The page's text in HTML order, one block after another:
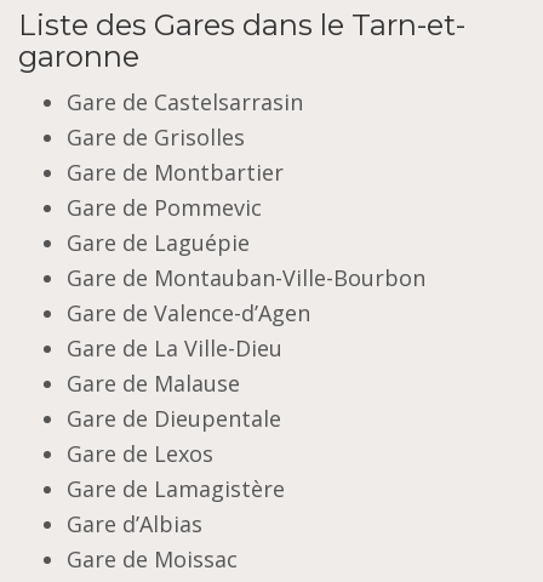
Liste des Gares dans le Tarn-et-
garonne
Gare de Castelsarrasin
Gare de Grisolles
Gare de Montbartier
Gare de Pommevic
Gare de Laguépie
Gare de Montauban-Ville-Bourbon
Gare de Valence-d’Agen
Gare de La Ville-Dieu
Gare de Malause
Gare de Dieupentale
Gare de Lexos
Gare de Lamagistère
Gare d’Albias
Gare de Moissac